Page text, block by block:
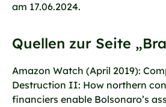
am 17.06.2024.
Quellen zur Seite
Amazon Watch (April 2019):
Destruction II: How northern
financiers enable Bolsonaro’s